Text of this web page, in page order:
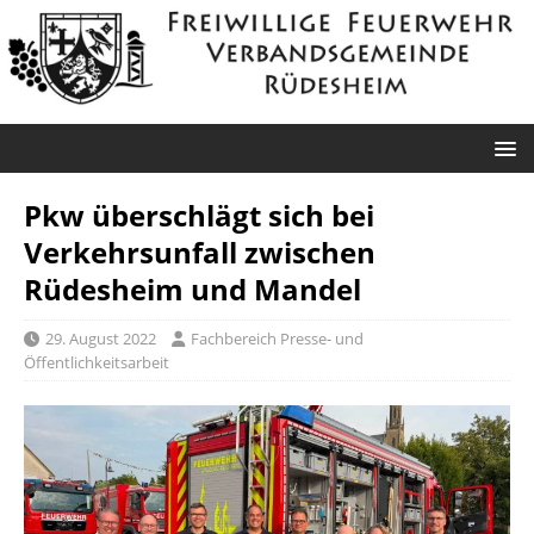
Pkw überschlägt sich bei
Verkehrsunfall zwischen
Rüdesheim und Mandel
29. August 2022
Fachbereich Presse- und
Öffentlichkeitsarbeit